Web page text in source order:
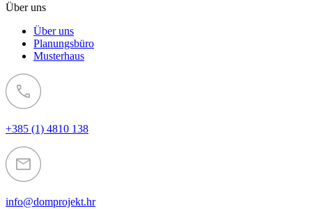
Über uns
Über uns
Planungsbüro
Musterhaus
+385 (1) 4810 138
info@domprojekt.hr